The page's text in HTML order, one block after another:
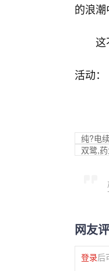
的浪
这
活动：
纯?电
双鹭,
网友
登录后